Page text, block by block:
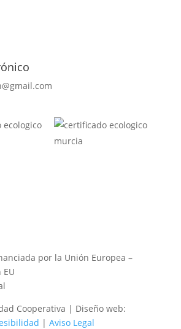
por la Unión Europea –
Cooperativa | Diseño web:
| Aviso Legal